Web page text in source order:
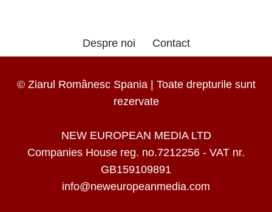
Despre noi Contact
© Ziarul Românesc Spania | Toate drepturile sunt
rezervate
NEW EUROPEAN MEDIA LTD
Companies House reg. no.7212256 - VAT nr.
GB159109891
info@neweuropeanmedia.com